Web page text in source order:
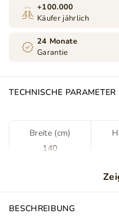
+100.000
Käufer jährlich
24 Monate
Garantie
TECHNISCHE PARAMETER
Breite (cm)
140
BESCHREIBUNG